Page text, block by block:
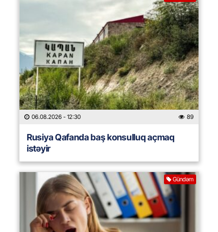
06.08.2026 - 12:30 89
Rusiya Qafanda baş konsulluq açmaq
istəyir
Gündəm